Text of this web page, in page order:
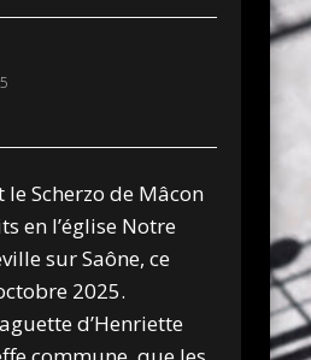
le Scherzo de Mâcon
en l’église Notre
sur Saône, ce
2025.
d’Henriette